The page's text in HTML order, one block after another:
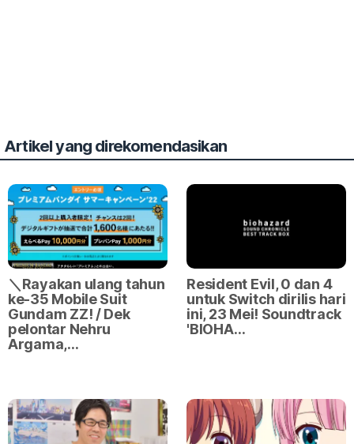
Artikel yang direkomendasikan
＼Rayakan ulang tahun
ke-35 Mobile Suit
Gundam ZZ! / Dek
pelontar Nehru
Argama,…
Resident Evil, 0 dan 4
untuk Switch dirilis hari
ini, 23 Mei! Soundtrack
'BIOHA…